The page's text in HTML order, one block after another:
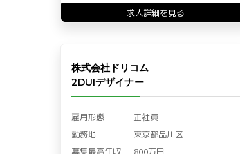
求人詳細を見る
株式会社ドリコム
2DUIデザイナー
雇用形態
正社員
勤務地
東京都品川区
募集最高年収
800万円